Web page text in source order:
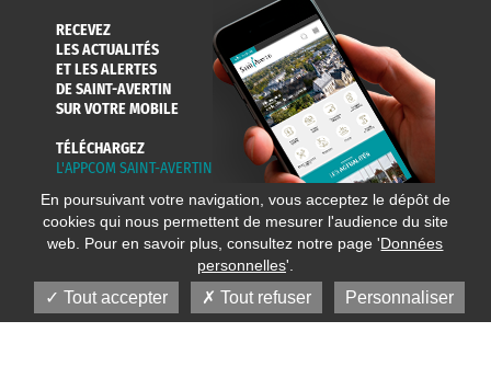
RECEVEZ
LES ACTUALITÉS
ET LES ALERTES
DE SAINT-AVERTIN
SUR VOTRE MOBILE
TÉLÉCHARGEZ
L'APPCOM SAINT-AVERTIN
En poursuivant votre navigation, vous acceptez le dépôt de
cookies qui nous permettent de mesurer l'audience du site
web. Pour en savoir plus, consultez notre page 'Données
personnelles'.
Tout accepter Tout refuser Personnaliser